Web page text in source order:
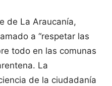
de La Araucanía,
a “respetar las
todo en las comunas
La
de la ciudadanía